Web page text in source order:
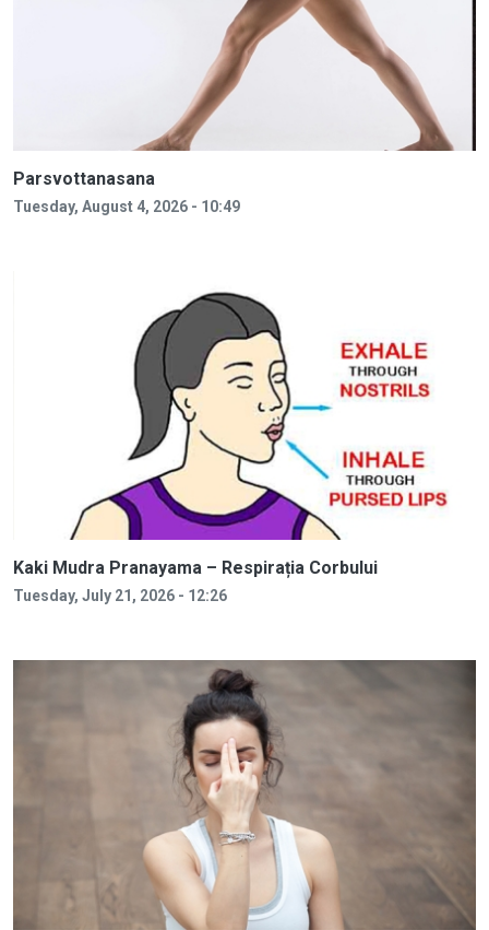
Parsvottanasana
Tuesday, August 4, 2026 - 10:49
Kaki Mudra Pranayama – Respirația Corbului
Tuesday, July 21, 2026 - 12:26